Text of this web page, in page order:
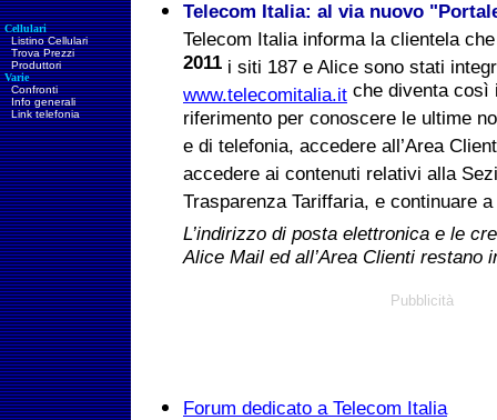
Cellulari
Listino Cellulari
Trova Prezzi
Produttori
Varie
Confronti
Info generali
Link telefonia
Telecom Italia: al via nuovo
Telecom Italia informa la clientela
2011 i siti 187 e Alice sono stati
www.telecomitalia.it che diventa così
riferimento per conoscere le ultime
e di telefonia, accedere all’Area
accedere ai contenuti relativi alla
Trasparenza Tariffaria, e continuare
L’indirizzo di posta elettronica e le
Alice Mail ed all’Area Clienti restano
Pubblicità
Forum dedicato a Telecom Italia